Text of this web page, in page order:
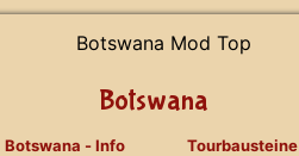
Botswana
Botswana - Info
Tourbausteine